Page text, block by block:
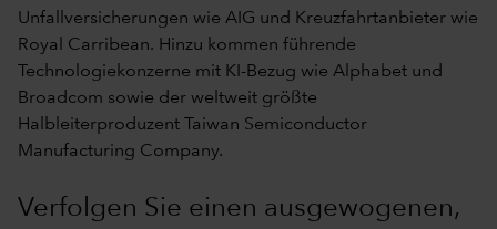
Unfallversicherungen wie AIG und Kreuzfahrtanbieter wie
Royal Carribean. Hinzu kommen führende
Technologiekonzerne mit KI-Bezug wie Alphabet und
Broadcom sowie der weltweit größte
Halbleiterproduzent Taiwan Semiconductor
Manufacturing Company.
Verfolgen Sie einen ausgewogenen,